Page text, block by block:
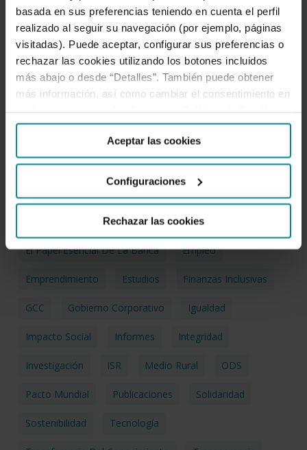
basada en sus preferencias teniendo en cuenta el perfil
realizado al seguir su navegación (por ejemplo, páginas
visitadas). Puede aceptar, configurar sus preferencias o
rechazar las cookies utilizando los botones incluidos
más abajo o desde “Detalles”. También puede obtener
más información, así como cambiar el consentimiento en
Aceptar las cookies
Configuraciones
Rechazar las cookies
Acción Social Agrosostenibilidad
Alimentación Y Salud Banca Social Y Cooperativa
Biodiversidad Bioeconomía Bonos Sociales
Certificaciones Corrupción
Cultura Digital Códigos Y Políticas DDHH
Educación Financiera Eficiencia Energética
El Papel Esencial De La Banca Empleo
Emprendimiento Estudios Finanzas Inclusivas
GCC Gobierno Corporativo Igualdad
Impacto Social Informes Integridad
Investigación ISR Medio Rural ODS
Pacto Mundial Publicaciones Solidaridad
Sostenibilidad Tecnología